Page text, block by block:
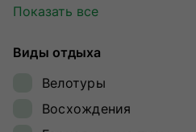
Декабрь
Байкал
Восточный Саян
Дагестан
Ингушетия
Показать все
Виды отдыха
Велотуры
Восхождения